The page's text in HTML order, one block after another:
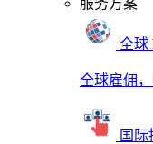
服务方案
全球
全球雇佣
国际